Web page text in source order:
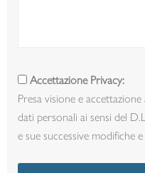
Accettazione Privacy:
Presa visione e accettazione
dati personali ai sensi del
e sue successive modifiche